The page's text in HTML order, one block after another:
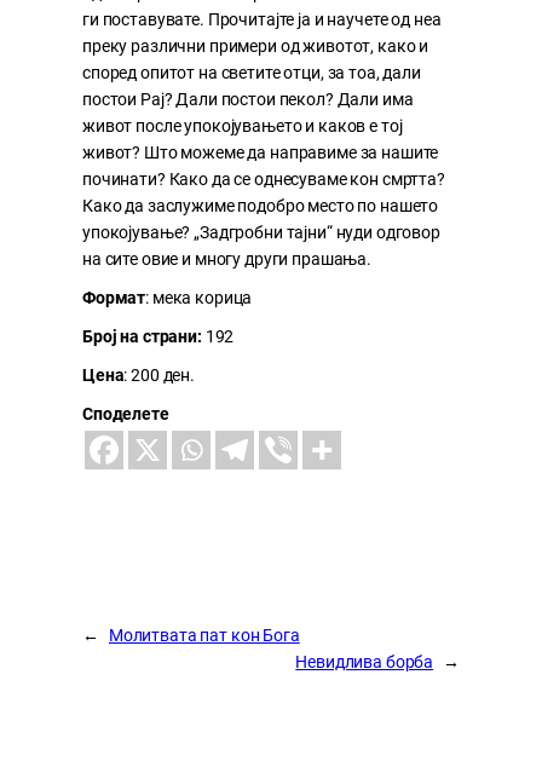
ги поставувате. Прочитајте ја и научете од неа
преку различни примери од животот, како и
според опитот на светите отци, за тоа, дали
постои Рај? Дали постои пекол? Дали има
живот после упокојувањето и каков е тој
живот? Што можеме да направиме за нашите
починати? Како да се однесуваме кон смртта?
Како да заслужиме подобро место по нашето
упокојување? „Задгробни тајни“ нуди одговор
на сите овие и многу други прашања.
Формат: мека корица
Број на страни: 192
Цена: 200 ден.
Споделете
←
Молитвата пат кон Бога
Невидлива борба
→